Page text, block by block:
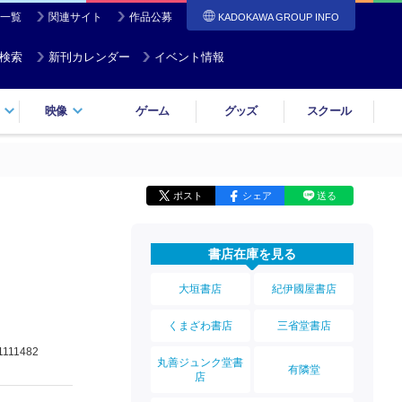
覧 関連サイト 作品公募 KADOKAWA GROUP INFO
索 新刊カレンダー イベント情報
映像 ゲーム グッズ スクール
ポスト シェア 送る
書店在庫を見る
大垣書店 紀伊國屋書店
くまざわ書店 三省堂書店
丸善ジュンク堂書
店
有隣堂